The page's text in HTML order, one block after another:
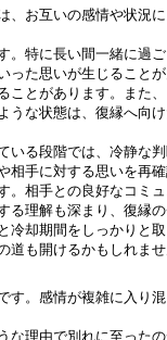
お互いの感情や状況
特に長い間一緒に過
た思いが生じることが
とがあります。また
な状態は、復縁へ向
る段階では、冷静な
手に対する思いを再確
相手との良好なコミ
理解も深まり、復縁
却期間をしっかりと
も開けるかもしれませ
。感情が複雑に入り
理由で別れに至った